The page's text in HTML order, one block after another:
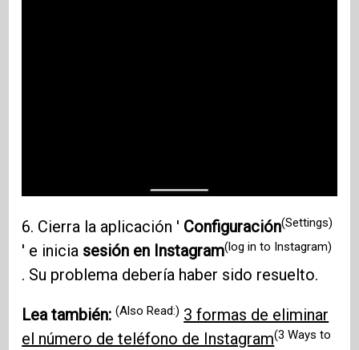
6. Cierra la aplicación ' Configuración(Settings)
' e inicia sesión en Instagram(log in to Instagram)
. Su problema debería haber sido resuelto.
Lea también:(Also Read:) 3 formas de eliminar
el número de teléfono de Instagram(3 Ways to